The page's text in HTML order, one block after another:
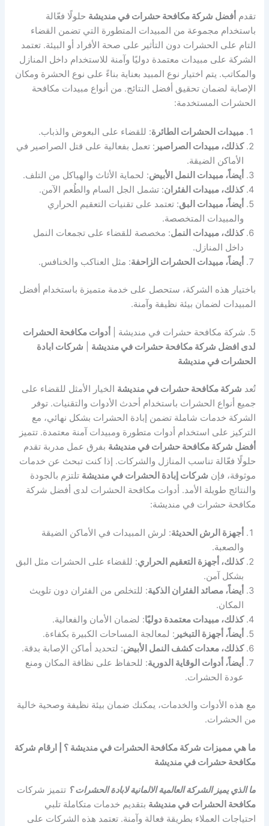
تقدم أفضل شركة مكافحة حشرات في منديشة حلولًا فعّالة
باستخدام مجموعة من المبيدات المتطورة التي تضمن القضاء
التام على الحشرات دون التأثير على صحة الأفراد أو البيئة. تعتمد
الشركة على مبيدات معتمدة دوليًا وآمنة للاستخدام داخل المنازل
والمكاتب. يتم اختيار نوع المبيد بعناية بناءً على نوع الحشرة ومكان
الإصابة لضمان تحقيق أفضل النتائج. من أنواع مبيدات مكافحة
الحشرات المستخدمة:
مبيدات الحشرات الطائرة: للقضاء على البعوض والذباب.
كذلك، مبيدات الصراصير : تعمل بفعالية على قتل الصراصير في
الأماكن الضيقة.
أيضاً، مبيدات النمل الأبيض: لحماية الأثاث والهياكل من التلف.
كذلك، مبيدات الفئران: تشمل الجل السام والطُعم الآمن.
أيضاً، مبيدات البق: تعتمد على تقنيات التعقيم الحراري
والمبيدات المتخصصة.
كذلك، مبيدات النمل: مخصصة للقضاء على تجمعات النمل
داخل المنازل.
أيضاً، مبيدات الحشرات الزاحفة: مثل العناكب والخنافس.
باختيار هذه الشركة، ستحصل على خدمة متميزة باستخدام أفضل
المبيدات لضمان بيئة نظيفة وآمنة.
5. شركة مكافحة حشرات في منديشة |
أدوات مكافحة الحشرات
لدى افضل شركة مكافحة حشرات في منديشة
شركات ابادة
الحشرات في منديشة
تُعد شركة مكافحة حشرات في منديشة الخيار الأمثل للقضاء على
جميع أنواع الحشرات باستخدام أحدث الأدوات والتقنيات. توفر
الشركة خدمات شاملة تضمن إبادة الحشرات بشكل نهائي، مع
التركيز على استخدام أدوات متطورة ومبيدات آمنة معتمدة. تتميز
أفضل شركة مكافحة حشرات في منديشة بفرق عمل مدربة تقدم
حلولًا فعّالة تناسب المنازل والشركات. إذا كنت تبحث عن خدمات
موثوقة، فإن شركات إبادة الحشرات في منديشة تلتزم بالجودة
والنتائج طويلة الأمد. أدوات مكافحة الحشرات لدى أفضل شركة
مكافحة حشرات في منديشة:
أجهزة الرش الحديثة: لرش المبيدات في الأماكن الضيقة
والصعبة.
كذلك، أجهزة التعقيم الحراري: للقضاء على الحشرات مثل البق
بشكل آمن.
أيضاً، مصائد الفئران الذكية: للتخلص من الفئران دون تلويث
المكان.
كذلك، مبيدات معتمدة دوليًا: لضمان الأمان والفعالية.
أيضاً، أجهزة التبخير : لمعالجة المساحات الكبيرة بكفاءة.
كذلك، معدات كشف النمل الأبيض: لتحديد أماكن الإصابة بدقة.
أيضاً، أدوات الوقاية الدورية: للحفاظ على نظافة المكان ومنع
عودة الحشرات.
مع هذه الأدوات والخدمات، يمكنك ضمان بيئة نظيفة وصحية خالية
من الحشرات.
ما هي مميزات شركة مكافحة الحشرات في منديشة ؟ | ارقام شركة
مكافحة حشرات في منديشة
ما الذي يميز الشركة العالمية الالمانية لابادة الحشرات ؟ تتميز شركات
مكافحة الحشرات في منديشة بتقديم خدمات متكاملة تلبي
احتياجات العملاء بطريقة فعالة وآمنة. تعتمد هذه الشركات على